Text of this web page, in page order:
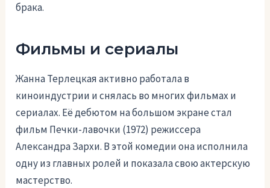
брака.
Фильмы и сериалы
Жанна Терлецкая активно работала в
киноиндустрии и снялась во многих фильмах и
сериалах. Её дебютом на большом экране стал
фильм Печки-лавочки (1972) режиссера
Александра Зархи. В этой комедии она исполнила
одну из главных ролей и показала свою актерскую
мастерство.